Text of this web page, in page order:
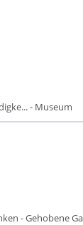
- Museum
- Gehobene